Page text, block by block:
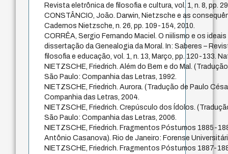
Revista eletrônica de filosofia e cultura, vol. 1, n. 8, pp.
CONSTÂNCIO, João. Darwin, Nietzsche e as
Cadernos Nietzsche, n. 26, pp. 109-154, 2010.
CORRÊA, Sergio Fernando Maciel. O niilismo e os
dissertação da Genealogia da Moral. In: Saberes –
filosofia e educação, vol. 1, n. 13, Março, pp. 120-133.
NIETZSCHE, Friedrich. Além do Bem e do Mal.
São Paulo: Companhia das Letras, 1992.
NIETZSCHE, Friedrich. Aurora. (Tradução de Paulo
Companhia das Letras, 2004.
NIETZSCHE, Friedrich. Crepúsculo dos Ídolos.
São Paulo: Companhia das Letras, 2006.
NIETZSCHE, Friedrich. Fragmentos Póstumos 1885-
Antônio Casanova). Rio de Janeiro: Forense
NIETZSCHE, Friedrich. Fragmentos Póstumos 1887-